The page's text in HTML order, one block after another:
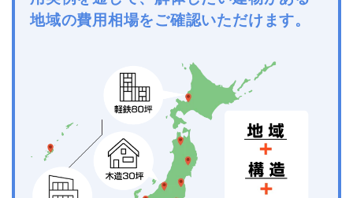
地域の費用相場をご確認いただけます。